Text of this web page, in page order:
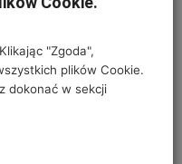
"Zgoda",
plików Cookie.
dokonać w sekcji